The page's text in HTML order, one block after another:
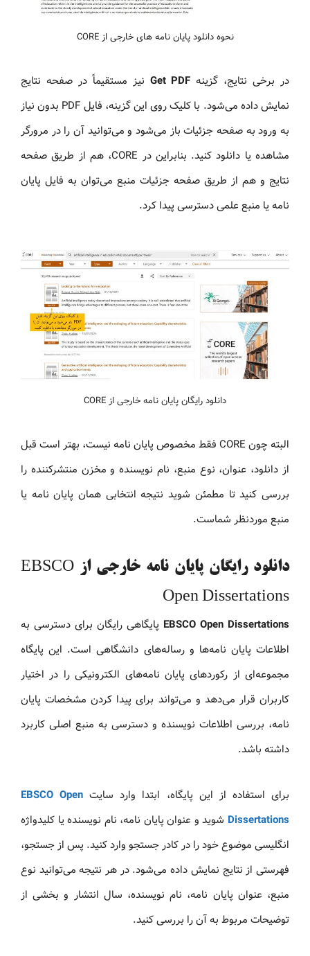
نحوه دانلود پایان نامه های خارجی از CORE
در برخی نتایج، گزینه Get PDF نیز مستقیماً در صفحه نتایج
نمایش داده می‌شود. با کلیک روی این گزینه، فایل PDF بدون نیاز
به ورود به صفحه جزئیات باز می‌شود و می‌توانید آن را در مرورگر
مشاهده یا دانلود کنید. بنابراین در CORE، هم از طریق صفحه
نتایج و هم از طریق صفحه جزئیات منبع می‌توان به فایل پایان
نامه یا منبع علمی دسترسی پیدا کرد.
دانلود رایگان پایان نامه خارجی از CORE
البته چون CORE فقط مخصوص پایان نامه نیست، بهتر است قبل
از دانلود، عنوان، نوع منبع، نام نویسنده و مخزن منتشرکننده را
بررسی کنید تا مطمئن شوید نتیجه انتخابی همان پایان نامه یا
منبع موردنظر شماست.
دانلود رایگان پایان نامه خارجی از EBSCO
Open Dissertations
EBSCO Open Dissertations پایگاهی رایگان برای دسترسی به
اطلاعات پایان نامه‌ها و رساله‌های دانشگاهی است. این پایگاه
مجموعه‌ای از رکوردهای پایان نامه‌های الکترونیکی را در اختیار
کاربران قرار می‌دهد و می‌تواند برای پیدا کردن مشخصات پایان
نامه، بررسی اطلاعات نویسنده و دسترسی به منبع اصلی کاربرد
داشته باشد.
برای استفاده از این پایگاه، ابتدا وارد سایت EBSCO Open
Dissertations شوید و عنوان پایان نامه، نام نویسنده یا کلیدواژه
انگلیسی موضوع خود را در کادر جستجو وارد کنید. پس از جستجو،
فهرستی از نتایج نمایش داده می‌شود. در هر نتیجه می‌توانید نوع
منبع، عنوان پایان نامه، نام نویسنده، سال انتشار و بخشی از
توضیحات مربوط به آن را بررسی کنید.